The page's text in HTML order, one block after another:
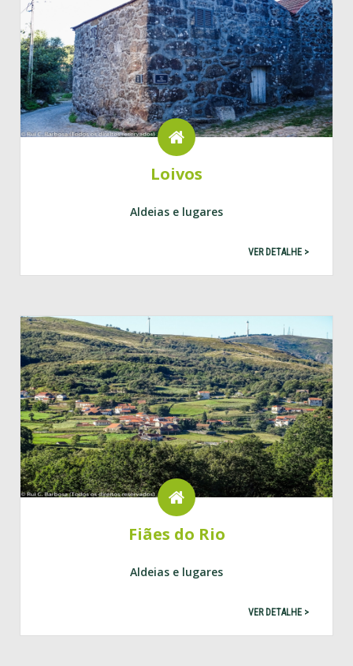
Loivos
Aldeias e lugares
VER DETALHE >
Fiães do Rio
Aldeias e lugares
VER DETALHE >